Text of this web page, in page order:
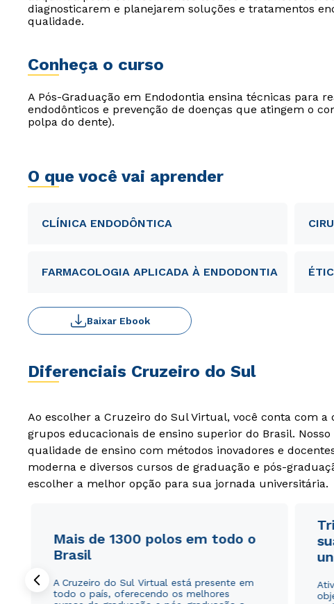
diagnosticarem e planejarem soluções e tratamentos
qualidade.
Conheça o curso
A Pós-Graduação em Endodontia ensina técnicas para
endodônticos e prevenção de doenças que atingem o
polpa do dente).
O que você vai aprender
CLÍNICA ENDODÔNTICA
FARMACOLOGIA APLICADA À ENDODONTIA
Baixar Ebook
Diferenciais Cruzeiro do Sul
Ao escolher a Cruzeiro do Sul Virtual, você conta com
grupos educacionais de ensino superior do Brasil.
qualidade de ensino com métodos inovadores e
moderna e diversos cursos de graduação e pós-
escolher a melhor opção para sua jornada universitária.
Mais de 1300 polos em todo o
Brasil
A Cruzeiro do Sul Virtual está presente em
todo o país, oferecendo os melhores